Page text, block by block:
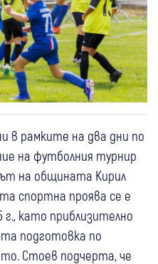
в рамките на два дни по
на футболния турнир
на общината Кирил
спортна проява се е
г., като приблизително
подготовка по
Стоев подчерта, че